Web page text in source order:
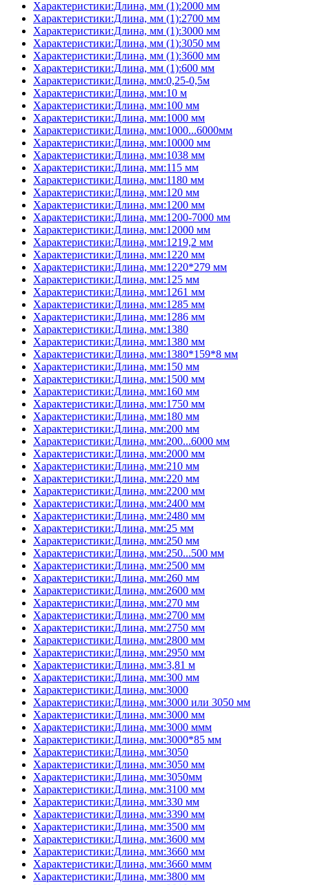
Характеристики:Длина, мм (1):2000 мм
Характеристики:Длина, мм (1):2700 мм
Характеристики:Длина, мм (1):3000 мм
Характеристики:Длина, мм (1):3050 мм
Характеристики:Длина, мм (1):3600 мм
Характеристики:Длина, мм (1):600 мм
Характеристики:Длина, мм:0,25-0,5м
Характеристики:Длина, мм:10 м
Характеристики:Длина, мм:100 мм
Характеристики:Длина, мм:1000 мм
Характеристики:Длина, мм:1000...6000мм
Характеристики:Длина, мм:10000 мм
Характеристики:Длина, мм:1038 мм
Характеристики:Длина, мм:115 мм
Характеристики:Длина, мм:1180 мм
Характеристики:Длина, мм:120 мм
Характеристики:Длина, мм:1200 мм
Характеристики:Длина, мм:1200-7000 мм
Характеристики:Длина, мм:12000 мм
Характеристики:Длина, мм:1219,2 мм
Характеристики:Длина, мм:1220 мм
Характеристики:Длина, мм:1220*279 мм
Характеристики:Длина, мм:125 мм
Характеристики:Длина, мм:1261 мм
Характеристики:Длина, мм:1285 мм
Характеристики:Длина, мм:1286 мм
Характеристики:Длина, мм:1380
Характеристики:Длина, мм:1380 мм
Характеристики:Длина, мм:1380*159*8 мм
Характеристики:Длина, мм:150 мм
Характеристики:Длина, мм:1500 мм
Характеристики:Длина, мм:160 мм
Характеристики:Длина, мм:1750 мм
Характеристики:Длина, мм:180 мм
Характеристики:Длина, мм:200 мм
Характеристики:Длина, мм:200...6000 мм
Характеристики:Длина, мм:2000 мм
Характеристики:Длина, мм:210 мм
Характеристики:Длина, мм:220 мм
Характеристики:Длина, мм:2200 мм
Характеристики:Длина, мм:2400 мм
Характеристики:Длина, мм:2480 мм
Характеристики:Длина, мм:25 мм
Характеристики:Длина, мм:250 мм
Характеристики:Длина, мм:250...500 мм
Характеристики:Длина, мм:2500 мм
Характеристики:Длина, мм:260 мм
Характеристики:Длина, мм:2600 мм
Характеристики:Длина, мм:270 мм
Характеристики:Длина, мм:2700 мм
Характеристики:Длина, мм:2750 мм
Характеристики:Длина, мм:2800 мм
Характеристики:Длина, мм:2950 мм
Характеристики:Длина, мм:3,81 м
Характеристики:Длина, мм:300 мм
Характеристики:Длина, мм:3000
Характеристики:Длина, мм:3000 или 3050 мм
Характеристики:Длина, мм:3000 мм
Характеристики:Длина, мм:3000 ммм
Характеристики:Длина, мм:3000*85 мм
Характеристики:Длина, мм:3050
Характеристики:Длина, мм:3050 мм
Характеристики:Длина, мм:3050мм
Характеристики:Длина, мм:3100 мм
Характеристики:Длина, мм:330 мм
Характеристики:Длина, мм:3390 мм
Характеристики:Длина, мм:3500 мм
Характеристики:Длина, мм:3600 мм
Характеристики:Длина, мм:3660 мм
Характеристики:Длина, мм:3660 ммм
Характеристики:Длина, мм:3800 мм